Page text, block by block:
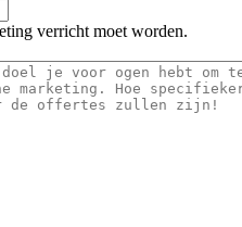
verricht moet worden.